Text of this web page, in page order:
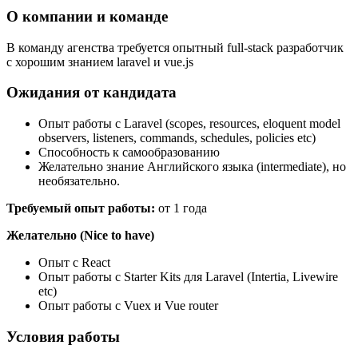
О компании и команде
В команду агенства требуется опытный full-stack разработчик
с хорошим знанием laravel и vue.js
Ожидания от кандидата
Опыт работы с Laravel (scopes, resources, eloquent model
observers, listeners, commands, schedules, policies etc)
Способность к самообразованию
Желательно знание Английского языка (intermediate), но
необязательно.
Требуемый опыт работы: от 1 года
Желательно (Nice to have)
Опыт с React
Опыт работы с Starter Kits для Laravel (Intertia, Livewire
etc)
Опыт работы с Vuex и Vue router
Условия работы